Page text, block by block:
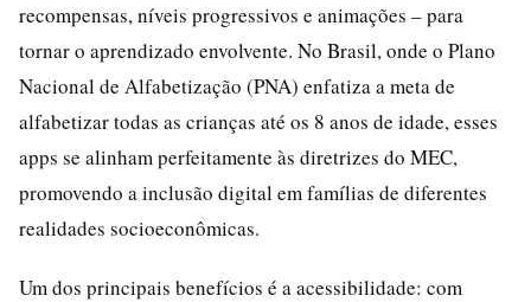
recompensas, níveis progressivos e animações – para
tornar o aprendizado envolvente. No Brasil, onde o Plano
Nacional de Alfabetização (PNA) enfatiza a meta de
alfabetizar todas as crianças até os 8 anos de idade, esses
apps se alinham perfeitamente às diretrizes do MEC,
promovendo a inclusão digital em famílias de diferentes
realidades socioeconômicas.
Um dos principais benefícios é a acessibilidade: com